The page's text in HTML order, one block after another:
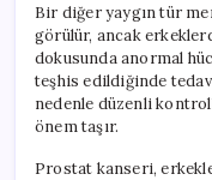
Bir diğer yaygın tür
görülür, ancak
dokusunda anormal
teşhis edildiğinde
nedenle düzenli
önem taşır.
Prostat kanseri,